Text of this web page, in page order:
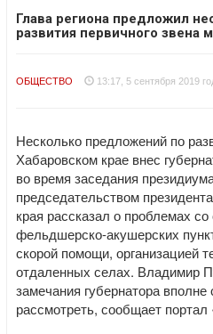
Глава региона предложил
развития первичного
ОБЩЕСТВО 13:17, 5 сентября 2019
Несколько предложений по
Хабаровском крае внес
во время заседания
председательством
края рассказал о проблемах
фельдшерско-акушерских
скорой помощи, организацией
отдаленных селах. Владимир
замечания губернатора
рассмотреть, сообщает портал